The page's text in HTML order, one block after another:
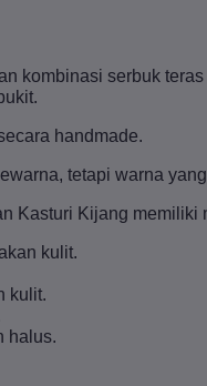
kombinasi serbuk
handmade.
tetapi warna
Kasturi Kijang memiliki
kulit.
kulit.
halus.